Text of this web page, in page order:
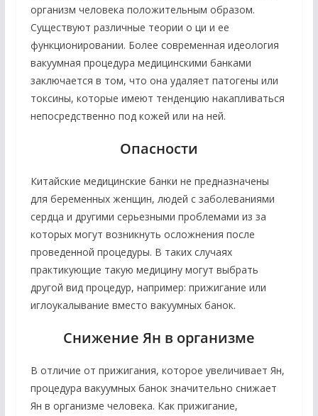
организм человека положительным образом.
Существуют различные теории о ци и ее
функционировании. Более современная идеология
вакуумная процедура медицинскими банками
заключается в том, что она удаляет патогены или
токсины, которые имеют тенденцию накапливаться
непосредственно под кожей или на ней.
Опасности
Китайские медицинские банки не предназначены
для беременных женщин, людей с заболеваниями
сердца и другими серьезными проблемами из за
которых могут возникнуть осложнения после
проведенной процедуры. В таких случаях
практикующие такую медицину могут выбрать
другой вид процедур, например: прижигание или
иглоукалывание вместо вакуумных банок.
Снижение Ян в организме
В отличие от прижигания, которое увеличивает Ян,
процедура вакуумных банок значительно снижает
Ян в организме человека. Как прижигание,